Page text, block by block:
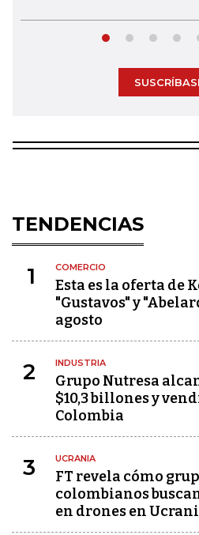
TENDENCIAS
1 COMERCIO
Esta es la oferta de
"Gustavos" y
agosto
2 INDUSTRIA
Grupo Nutresa
$10,3 billones y
Colombia
3 UCRANIA
FT revela cómo
colombianos
en drones en